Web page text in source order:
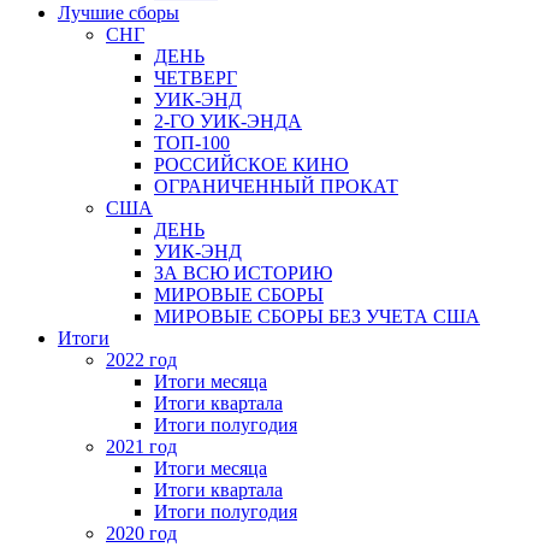
Лучшие сборы
СНГ
ДЕНЬ
ЧЕТВЕРГ
УИК-ЭНД
2-ГО УИК-ЭНДА
ТОП-100
РОССИЙСКОЕ КИНО
ОГРАНИЧЕННЫЙ ПРОКАТ
США
ДЕНЬ
УИК-ЭНД
ЗА ВСЮ ИСТОРИЮ
МИРОВЫЕ СБОРЫ
МИРОВЫЕ СБОРЫ БЕЗ УЧЕТА США
Итоги
2022 год
Итоги месяца
Итоги квартала
Итоги полугодия
2021 год
Итоги месяца
Итоги квартала
Итоги полугодия
2020 год